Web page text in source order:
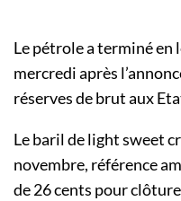
Le pétrole a terminé en
mercredi après
réserves de brut aux
Le baril de light sweet
novembre, référence
de 26 cents pour